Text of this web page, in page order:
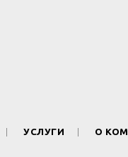
УСЛУГИ О